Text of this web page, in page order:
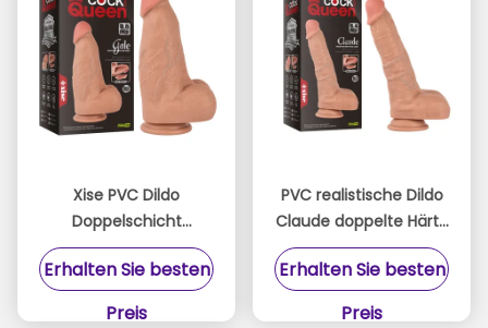
Xise PVC Dildo
Doppelschicht
Schwanz Für Königin
Großer Dildo 9,6 Zoll
Für Erwachsenen Sex
Erhalten Sie besten
Preis
PVC realistische Dildo
Claude doppelte Härte
mit CE ROHS 8,46 Zoll
für Frauen
Erhalten Sie besten
Preis